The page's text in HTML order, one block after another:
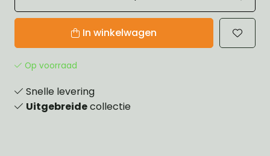
In winkelwagen
Op voorraad
Snelle levering
Uitgebreidecollectie